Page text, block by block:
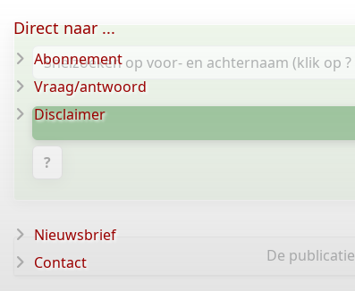
?
De publicatie
Direct naar ...
Abonnement
Vraag/antwoord
Disclaimer
Nieuwsbrief
Contact